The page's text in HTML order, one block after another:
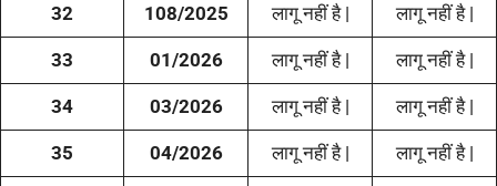
32 108/2025 लागू नहीं है | लागू नहीं है |
33 01/2026 लागू नहीं है | लागू नहीं है |
34 03/2026 लागू नहीं है | लागू नहीं है |
35 04/2026 लागू नहीं है | लागू नहीं है |